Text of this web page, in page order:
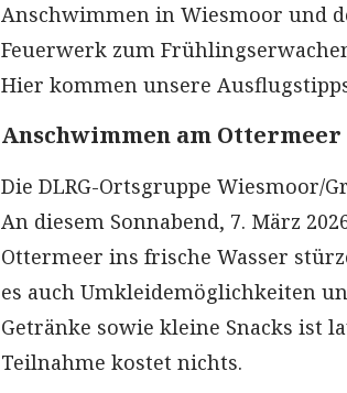
Anschwimmen in Wiesmoor und
Feuerwerk zum
Hier kommen unsere
Anschwimmen am Ottermeer
Die DLRG-Ortsgruppe Wiesmoor/
An diesem Sonnabend, 7. März
Ottermeer ins frische Wasser
es auch Umkleidemöglichkeiten
Getränke sowie kleine Snacks ist
Teilnahme kostet nichts.